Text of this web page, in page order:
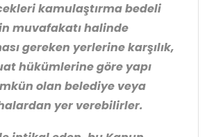
kamulaştırma bedeli
muvafakatı halinde
gereken yerlerine karşılık,
hükümlerine göre yapı
olan belediye veya
yer verebilirler.